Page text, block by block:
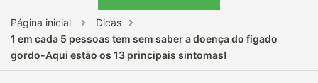
Página inicial
Dicas
1 em cada 5 pessoas tem sem saber a doença do fígado
gordo-Aqui estão os 13 principais sintomas!